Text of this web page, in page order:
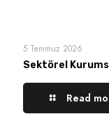
5 Temmuz 2026
Sektörel
Read